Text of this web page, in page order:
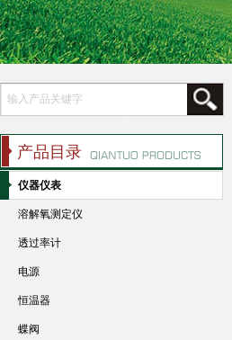
产品目录
仪器仪表
溶解氧测定仪
透过率计
电源
恒温器
蝶阀